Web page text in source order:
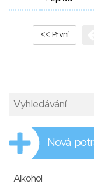
<< První
Nová
Alkohol